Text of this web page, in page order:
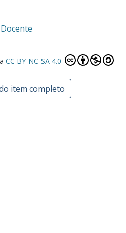
CC BY-NC-SA 4.0
item completo